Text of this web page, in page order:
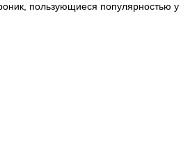
пользующиеся популярностью у